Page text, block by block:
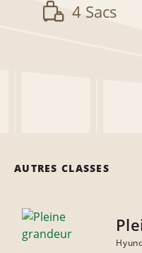
4 Sacs
AUTRES CLASSES